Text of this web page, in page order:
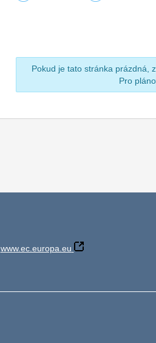
Pokud je tato stránka prázdná,
Pro
www.ec.europa.eu